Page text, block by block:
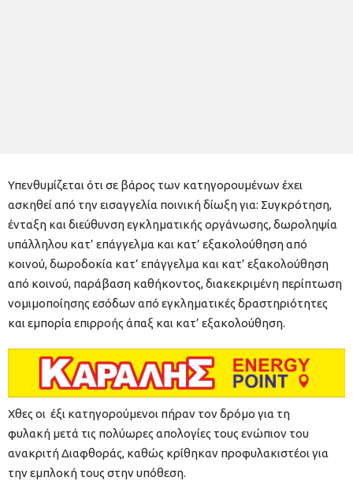
Υπενθυμίζεται ότι σε βάρος των κατηγορουμένων έχει
ασκηθεί από την εισαγγελία ποινική δίωξη για: Συγκρότηση,
ένταξη και διεύθυνση εγκληματικής οργάνωσης, δωροληψία
υπάλληλου κατ’ επάγγελμα και κατ’ εξακολούθηση από
κοινού, δωροδοκία κατ’ επάγγελμα και κατ’ εξακολούθηση
από κοινού, παράβαση καθήκοντος, διακεκριμένη περίπτωση
νομιμοποίησης εσόδων από εγκληματικές δραστηριότητες
και εμπορία επιρροής άπαξ και κατ’ εξακολούθηση.
Χθες οι έξι κατηγορούμενοι πήραν τον δρόμο για τη
φυλακή μετά τις πολύωρες απολογίες τους ενώπιον του
ανακριτή Διαφθοράς, καθώς κρίθηκαν προφυλακιστέοι για
την εμπλοκή τους στην υπόθεση.